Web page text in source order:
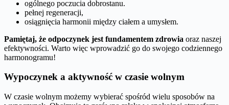
ogólnego poczucia dobrostanu.
pełnej regeneracji,
osiągnięcia harmonii między ciałem a umysłem.
Pamiętaj, że odpoczynek jest fundamentem zdrowia oraz naszej
efektywności. Warto więc wprowadzić go do swojego codziennego
harmonogramu!
Wypoczynek a aktywność w czasie wolnym
W czasie wolnym możemy wybierać spośród wielu sposobów na